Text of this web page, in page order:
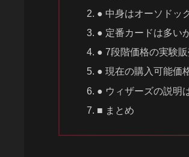
● 中身はオーソドッ
● 定番カードは多い
● 7段階価格の実験
● 現在の購入可能価
● ウィザーズの説明
■ まとめ